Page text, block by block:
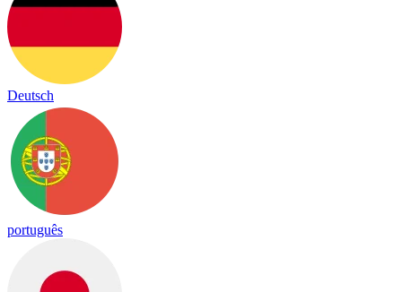
Deutsch
português